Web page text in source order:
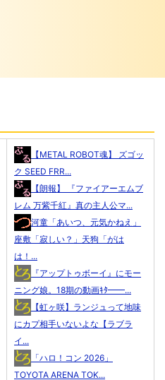
【METAL ROBOT魂】 ズゴッ
ク SEED FRR...
【朗報】 『ファイアーエムブ
レム 万紫千紅』真の主人公マ...
河童「あいつ、元気かねえ」
座敷「寂しい？」天狗「がは
は！...
『アップトゥボーイ』にモー
ニング娘。18期の動画ｷﾀ━━...
【虹ヶ咲】ランジュって地味
にカプ相手いないよな【ラブラ
イ...
「ハロ！コン 2026」
TOYOTA ARENA TOK...